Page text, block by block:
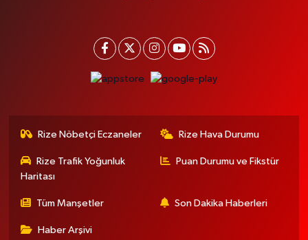
Rize Nöbetçi Eczaneler Rize Hava Durumu
Rize Trafik Yoğunluk
Haritası
Puan Durumu ve Fikstür
Tüm Manşetler Son Dakika Haberleri
Haber Arşivi